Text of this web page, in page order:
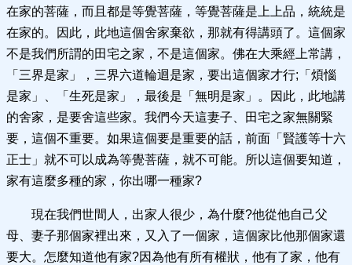
在家的菩薩，而且都是等覺菩薩，等覺菩薩是上上品，統統是
在家的。因此，此地這個舍家棄欲，那就有得講頭了。這個家
不是我們所謂的田宅之家，不是這個家。佛在大乘經上常講，
「三界是家」，三界六道輪迴是家，要出這個家才行;「煩惱
是家」、「生死是家」，最後是「無明是家」。因此，此地講
的舍家，是要舍這些家。我們今天這妻子、田宅之家無關緊
要，這個不重要。如果這個要是重要的話，前面「賢護等十六
正士」就不可以成為等覺菩薩，就不可能。所以這個要知道，
家有這麼多種的家，你出哪一種家?
現在我們世間人，出家人很少，為什麼?他從他自己父
母、妻子那個家裡出來，又入了一個家，這個家比他那個家還
要大。怎麼知道他有家?因為他有所有權狀，他有了家，他有